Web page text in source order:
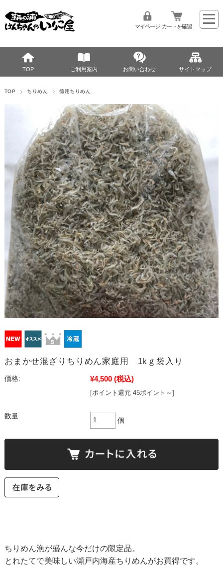
マイページ カートを確認
TOP ご利用案内 お問い合わせ サイトマップ
TOP ちりめん 徳用ちりめん
おまかせ混ざりちりめん家庭用 1kｇ袋入り
価格: ¥4,500 (税込)
[ポイント還元 45ポイント～]
数量:
個
ちりめん漁が盛んな今だけの限定品。
とれたてで美味しい瀬戸内海産ちりめんがお買得です。